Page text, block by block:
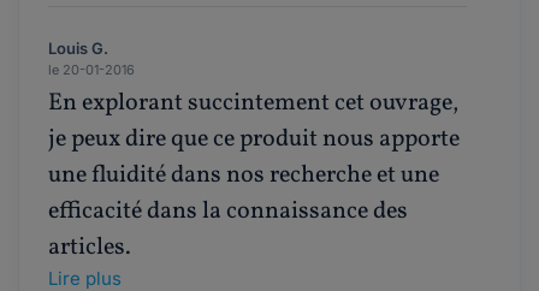
Louis G.
le 20-01-2016
En explorant succintement cet ouvrage,
je peux dire que ce produit nous apporte
une fluidité dans nos recherche et une
efficacité dans la connaissance des
articles.
Lire plus